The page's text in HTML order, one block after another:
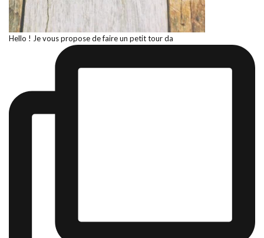
Hello ! Je vous propose de faire un petit tour da